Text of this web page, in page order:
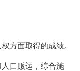
方面取得的成绩。
口贩运，综合施